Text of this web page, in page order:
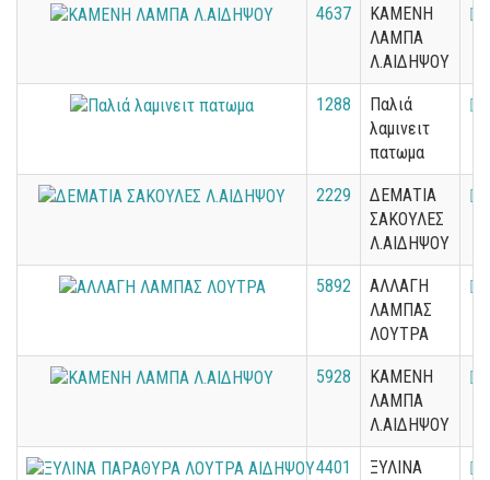
4637
ΚΑΜΕΝΗ
ΛΑΜΠΑ
Λ.ΑΙΔΗΨΟΥ
1288
Παλιά
λαμινειτ
πατωμα
2229
ΔΕΜΑΤΙΑ
ΣΑΚΟΥΛΕΣ
Λ.ΑΙΔΗΨΟΥ
5892
ΑΛΛΑΓΗ
ΛΑΜΠΑΣ
ΛΟΥΤΡΑ
5928
ΚΑΜΕΝΗ
ΛΑΜΠΑ
Λ.ΑΙΔΗΨΟΥ
4401 ΞΥΛΙΝΑ